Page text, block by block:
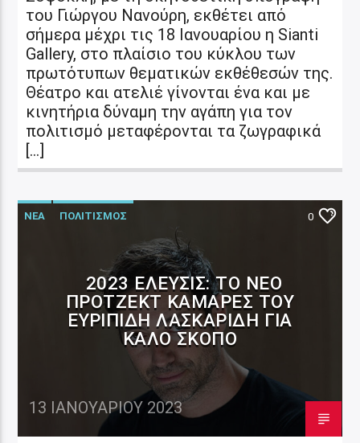
του Γιώργου Νανούρη, εκθέτει από
σήμερα μέχρι τις 18 Ιανουαρίου η Sianti
Gallery, στο πλαίσιο του κύκλου των
πρωτότυπων θεματικών εκθέθεσών της.
Θέατρο και ατελιέ γίνονται ένα και με
κινητήρια δύναμη την αγάπη για τον
πολιτισμό μεταφέρονται τα ζωγραφικά
[…]
ΝΕΑ ΠΟΛΙΤΙΣΜΟΣ 0
2023 ΕΛΕΥΣΊΣ: TΟ ΝΈΟ
ΠΡΌΤΖΕΚΤ ΚΑΜΆΡΕΣ ΤΟΥ
ΕΥΡΙΠΊΔΗ ΛΑΣΚΑΡΊΔΗ ΓΙΑ
ΚΑΛΌ ΣΚΟΠΌ
13 ΙΑΝΟΥΑΡΊΟΥ 2023